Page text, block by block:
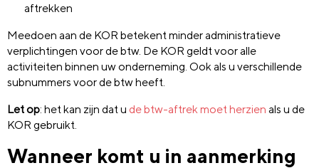
aftrekken
Meedoen aan de KOR betekent minder administratieve
verplichtingen voor de btw. De KOR geldt voor alle
activiteiten binnen uw onderneming. Ook als u verschillende
subnummers voor de btw heeft.
Let op: het kan zijn dat u de btw-aftrek moet herzien als u de
KOR gebruikt.
Wanneer komt u in aanmerking